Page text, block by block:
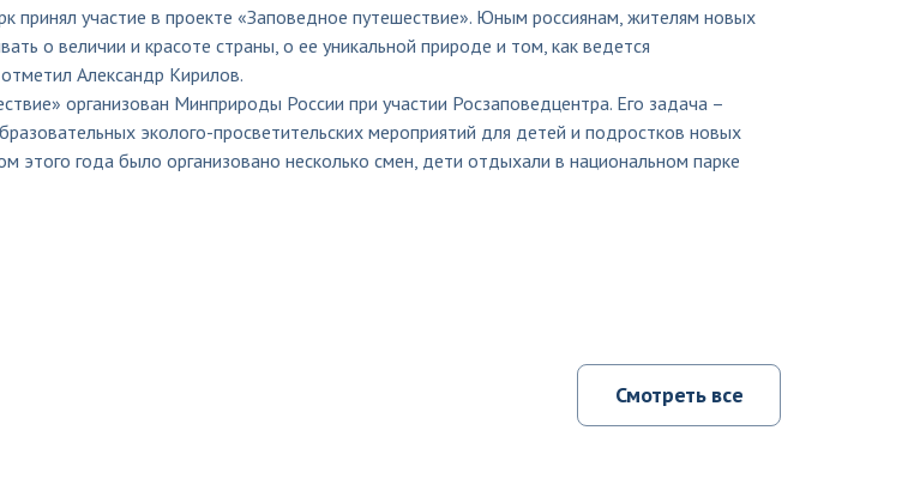
принял участие в проекте «Заповедное путешествие». Юным россиянам, жителям новых
о величии и красоте страны, о ее уникальной природе и том, как ведется
Александр Кирилов.
организован Минприроды России при участии Росзаповедцентра. Его задача –
эколого-просветительских мероприятий для детей и подростков новых
этого года было организовано несколько смен, дети отдыхали в национальном парке
Смотреть все